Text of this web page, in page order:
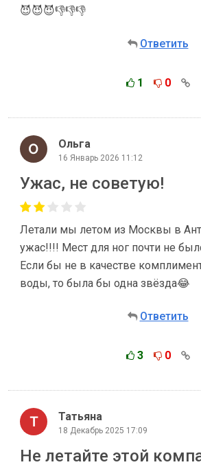
😈😈😈👎👎👎
Ответить
1 0
Ольга
16 Январь 2026 11:12
Ужас, не советую!
Летали мы летом из Москвы в
ужас!!!! Мест для ног почти не
Если бы не в качестве
воды, то была бы одна звёзда😂
Ответить
3 0
Татьяна
18 Декабрь 2025 17:09
Не летайте этой